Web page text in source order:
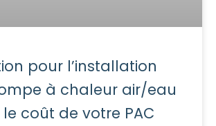
pour l’installation
à chaleur air/eau
le coût de votre PAC